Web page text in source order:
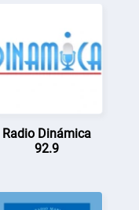
Radio Dinámica
92.9